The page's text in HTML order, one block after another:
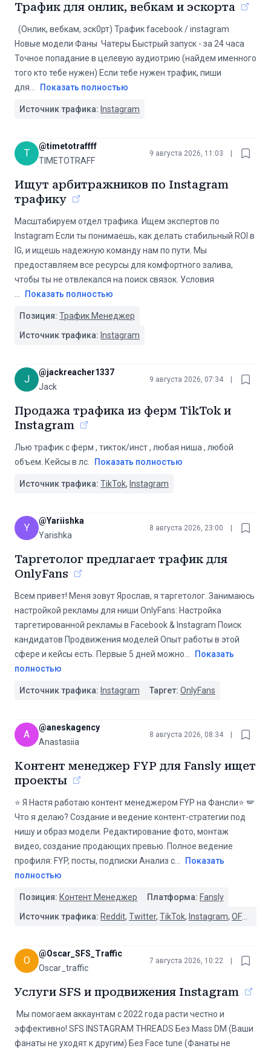
Трафик для онлик, вебкам и эскорта
️️️️️ ️️️️️️️ (Онлик, вебкам, эск0рт) Трафик facebook / instagram
Новые модели Фаны ‍ Чатеры Быстрый запуск - за 24 часа
Точное попадание в целевую аудиотрию (найдем именного
того кто тебе нужен) Если тебе нужен трафик, пиши
для
Показать полностью
Источник трафика: Instagram
T
@timetotraffff
TIMETOTRAFF
9 августа 2026, 11:03
Ищут арбитражников по Instagram
трафику
Масштабируем отдел трафика. Ищем экспертов по
Instagram Если ты понимаешь, как делать стабильный ROI в
IG, и ищешь надежную команду нам по пути. Мы
предоставляем все ресурсы для комфортного залива,
чтобы ты не отвлекался на поиск связок. Условия
Показать полностью
Позиция: Трафик Менеджер
Источник трафика: Instagram
J
@jackreacher1337
Jack
9 августа 2026, 07:34
Продажа трафика из ферм TikTok и
Instagram
Лью трафик с ферм , тикток/инст , любая ниша , любой
объем. Кейсы в лс.
Показать полностью
Источник трафика: TikTok, Instagram
Y
@Yariishka
Yarishka
8 августа 2026, 23:00
Таргетолог предлагает трафик для
OnlyFans
Всем привет! Меня зовут Ярослав, я таргетолог. Занимаюсь
настройкой рекламы для ниши OnlyFans: Настройка
таргетированной рекламы в Facebook & Instagram Поиск
кандидатов Продвижения моделей Опыт работы в этой
сфере и кейсы есть. Первые 5 дней можно
Показать
полностью
Источник трафика: Instagram Таргет: OnlyFans
A
@aneskagency
Anastasiia
8 августа 2026, 08:34
Контент менеджер FYP для Fansly ищет
проекты
⭐️ Я Настя работаю контент менеджером FYP на Фансли⭐️ 🪽
Что я делаю? Создание и ведение контент-стратегии под
нишу и образ модели. Редактирование фото, монтаж
видео, создание продающих превью. Полное ведение
профиля: FYP, посты, подписки Анализ с
Показать
полностью
Позиция: Контент Менеджер Платформа: Fansly
Источник трафика: Reddit, Twitter, TikTok, Instagram, OFTV
O
@Oscar_SFS_Traffic
Oscar_traffic
7 августа 2026, 10:22
Услуги SFS и продвижения Instagram
️️️️️️️️ Мы помогаем аккаунтам с 2022 года расти честно и
эффективно! SFS INSTAGRAM THREADS ️Без Mass DM️ (Ваши
фанаты не уходят к другим) ️Без Face tune️ (Фанаты не